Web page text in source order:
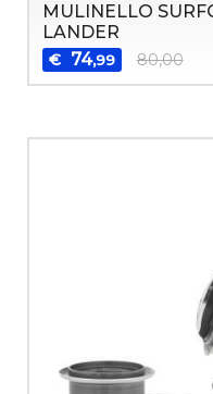
MULINELLO
LANDER
€ 74,99 80,00